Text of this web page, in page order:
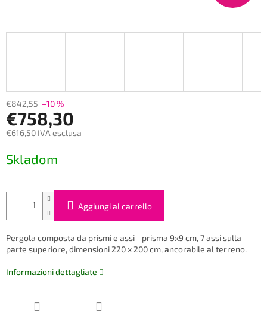
€842,55 –10 %
€758,30
€616,50 IVA esclusa
della
Skladom
Aggiungi al carrello
Pergola composta da prismi e assi - prisma 9x9 cm, 7 assi sulla
parte superiore, dimensioni 220 x 200 cm, ancorabile al terreno.
Informazioni dettagliate